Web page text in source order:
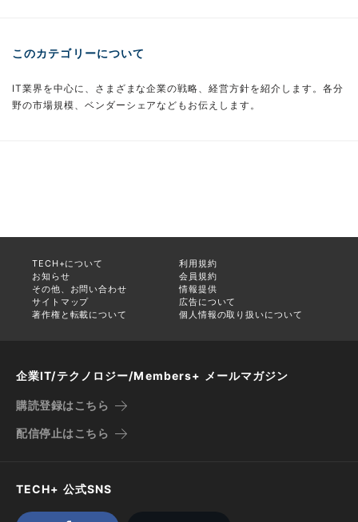
このカテゴリーについて
IT業界を中心に、さまざまな企業の戦略、経営方針を紹介します。各分
野の市場規模、ベンダーシェアなどもお伝えします。
TECH+について
利用規約
お知らせ
会員規約
その他、お問い合わせ
情報提供
サイトマップ
広告について
著作権と転載について
個人情報の取り扱いについて
企業IT/テクノロジー/Members+ メールマガジン
購読登録はこちら
配信停止はこちら
TECH+ 公式SNS